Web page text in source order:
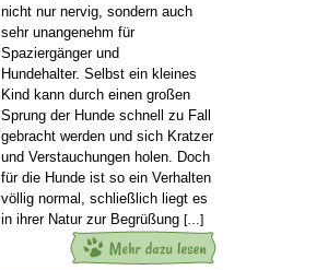
nicht nur nervig, sondern auch
sehr unangenehm für
Spaziergänger und
Hundehalter. Selbst ein kleines
Kind kann durch einen großen
Sprung der Hunde schnell zu Fall
gebracht werden und sich Kratzer
und Verstauchungen holen. Doch
für die Hunde ist so ein Verhalten
völlig normal, schließlich liegt es
in ihrer Natur zur Begrüßung […]